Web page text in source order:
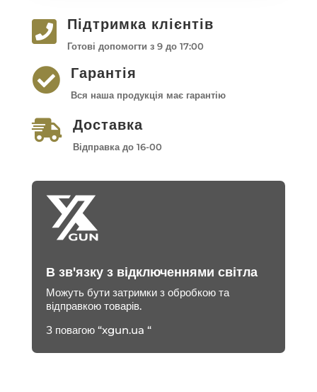
 Підтримка клієнтів
Готові допомогти з 9 до 17:00
 Гарантія
Вся наша продукція має гарантію
 Доставка
Відправка до 16-00
В зв'язку з відключеннями світла
Можуть бути затримки з обробкою та
відправкою товарів.
З повагою “xgun.ua “